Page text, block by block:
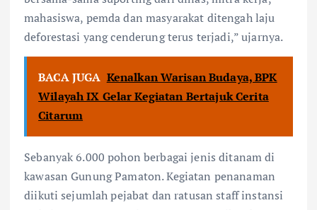
mahasiswa, pemda dan masyarakat ditengah laju
deforestasi yang cenderung terus terjadi,” ujarnya.
BACA JUGA Kenalkan Warisan Budaya, BPK
Wilayah IX Gelar Kegiatan Bertajuk Cerita
Citarum
Sebanyak 6.000 pohon berbagai jenis ditanam di
kawasan Gunung Pamaton. Kegiatan penanaman
diikuti sejumlah pejabat dan ratusan staff instansi